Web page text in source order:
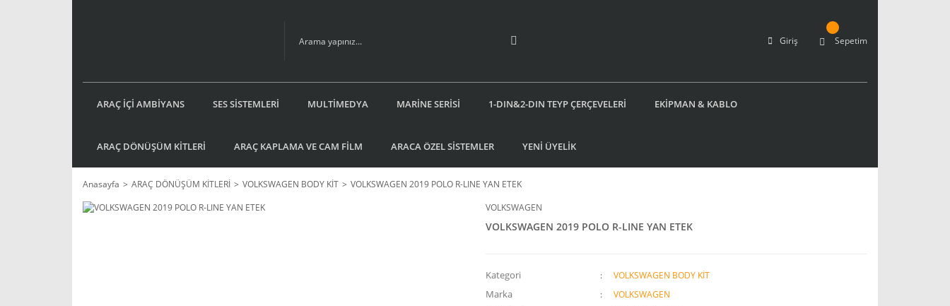
Giriş Sepetim
ARAÇ İÇİ AMBİYANS SES SİSTEMLERİ MULTİMEDYA MARİNE SERİSİ 1-DIN&2-DIN TEYP ÇERÇEVELERİ EKİPMAN & KABLO
ARAÇ DÖNÜŞÜM KİTLERİ ARAÇ KAPLAMA VE CAM FİLM ARACA ÖZEL SİSTEMLER YENİ ÜYELİK
Anasayfa ARAÇ DÖNÜŞÜM KİTLERİ VOLKSWAGEN BODY KİT
VOLKSWAGEN 2019 POLO R-LINE YAN ETEK
VOLKSWAGEN
VOLKSWAGEN 2019 POLO R-LINE YAN ETEK
Kategori VOLKSWAGEN BODY KİT
Marka VOLKSWAGEN